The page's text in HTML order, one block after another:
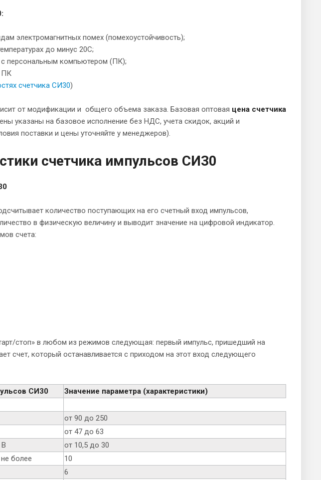
электромагнитных помех (помехоустойчивость);
до минус 20С;
персональным компьютером (ПК);
ПК
счетчика СИ30)
от модификации и общего объема заказа. Базовая оптовая цена счетчика
указаны на базовое исполнение без НДС, учета скидок, акций и
поставки и цены уточняйте у менеджеров).
счетчика импульсов СИ30
количество поступающих на его счетный вход импульсов,
в физическую величину и выводит значение на цифровой индикатор.
счета:
стоп» в любом из режимов следующая: первый импульс, пришедший на
счет, который останавливается с приходом на этот вход следующего
СИ30
Значение параметра (характеристики)
от 90 до 250
от 47 до 63
В
от 10,5 до 30
более
10
6